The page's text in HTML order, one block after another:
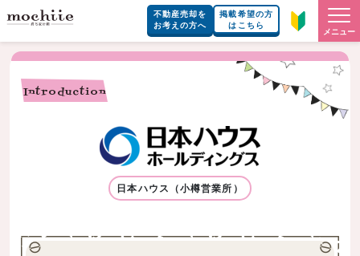
不動産売却を
お考えの方へ
掲載希望の方
はこちら
メニュー
Introduction
日本ハウス（小樽営業所）